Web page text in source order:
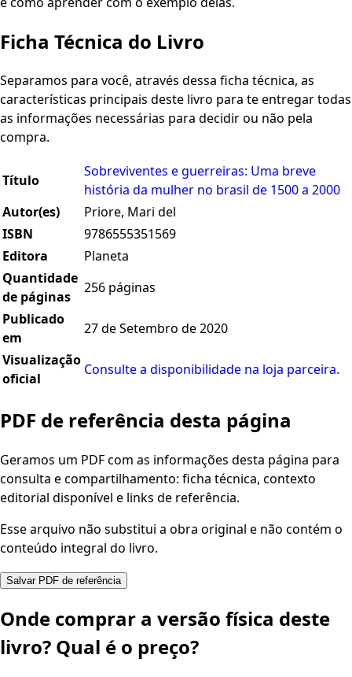
Ficha Técnica do Livro
Separamos para você, através dessa ficha técnica, as
características principais deste livro para te entregar todas
as informações necessárias para decidir ou não pela
compra.
Título
Sobreviventes e guerreiras: Uma breve
história da mulher no brasil de 1500 a 2000
Autor(es)
Priore, Mari del
ISBN
9786555351569
Editora
Planeta
Quantidade
de páginas
256 páginas
Publicado
em
27 de Setembro de 2020
Visualização
oficial
Consulte a disponibilidade na loja parceira.
PDF de referência desta página
Geramos um PDF com as informações desta página para
consulta e compartilhamento: ficha técnica, contexto
editorial disponível e links de referência.
Esse arquivo não substitui a obra original e não contém o
conteúdo integral do livro.
Salvar PDF de referência
Onde comprar a versão física deste
livro? Qual é o preço?